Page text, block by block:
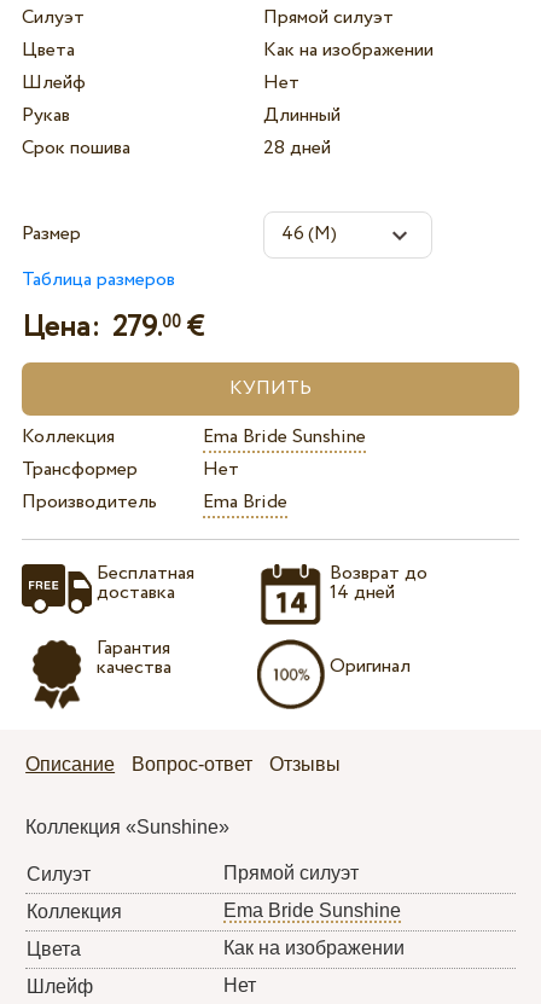
Силуэт
Прямой силуэт
Цвета
Как на изображении
Шлейф
Нет
Рукав
Длинный
Срок пошива
28 дней
Размер
Таблица размеров
Цена: 279.00€
Коллекция
Ema Bride Sunshine
Трансформер
Нет
Производитель
Ema Bride
Бесплатная
доставка
Гарантия
качества
Возврат до
14 дней
Оригинал
Описание Вопрос-ответ Отзывы
Коллекция «Sunshine»
Силуэт
Прямой силуэт
Коллекция
Ema Bride Sunshine
Цвета
Как на изображении
Шлейф
Нет